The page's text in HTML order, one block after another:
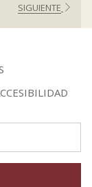
SIGUIENTE